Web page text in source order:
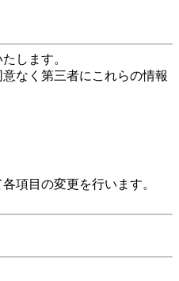
します。
なく第三者にこれらの情報
項目の変更を行います。